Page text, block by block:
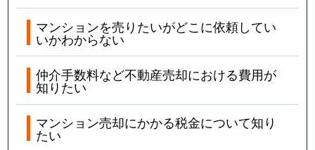
宮前平
7,700万円 宮崎台
徒歩6分
宮前平
8,000万円 宮崎台
徒歩6分
宮前平
6,700万円 宮崎台
徒歩6分
宮前平
8,200万円 宮崎台
徒歩4分
マンションを売りたいがどこに依頼してい
いかわからない
仲介手数料など不動産売却における費用が
知りたい
マンション売却にかかる税金について知り
たい